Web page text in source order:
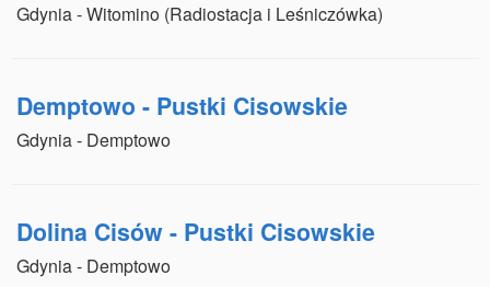
Gdynia - Witomino (Radiostacja i Leśniczówka)
Demptowo - Pustki Cisowskie
Gdynia - Demptowo
Dolina Cisów - Pustki Cisowskie
Gdynia - Demptowo